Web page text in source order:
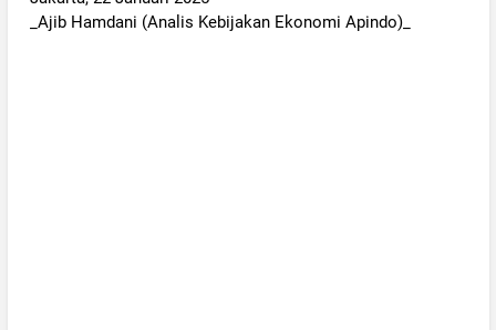
_Ajib Hamdani (Analis Kebijakan Ekonomi Apindo)_